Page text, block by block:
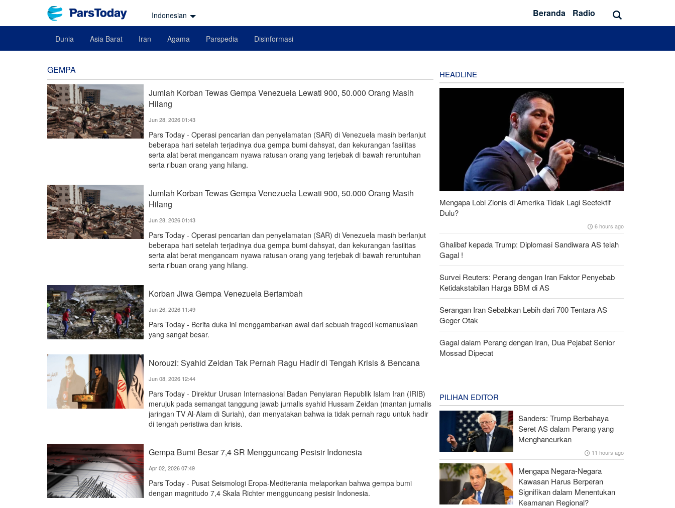
Indonesian Beranda Radio
Dunia Asia Barat Iran Agama Parspedia Disinformasi
GEMPA
Jumlah Korban Tewas Gempa Venezuela Lewati 900, 50.000 Orang Masih
Hilang
Jun 28, 2026 01:43
Pars Today - Operasi pencarian dan penyelamatan (SAR) di Venezuela masih berlanjut
beberapa hari setelah terjadinya dua gempa bumi dahsyat, dan kekurangan fasilitas
serta alat berat mengancam nyawa ratusan orang yang terjebak di bawah reruntuhan
serta ribuan orang yang hilang.
Jumlah Korban Tewas Gempa Venezuela Lewati 900, 50.000 Orang Masih
Hilang
Jun 28, 2026 01:43
Pars Today - Operasi pencarian dan penyelamatan (SAR) di Venezuela masih berlanjut
beberapa hari setelah terjadinya dua gempa bumi dahsyat, dan kekurangan fasilitas
serta alat berat mengancam nyawa ratusan orang yang terjebak di bawah reruntuhan
serta ribuan orang yang hilang.
Korban Jiwa Gempa Venezuela Bertambah
Jun 26, 2026 11:49
Pars Today - Berita duka ini menggambarkan awal dari sebuah tragedi kemanusiaan
yang sangat besar.
Norouzi: Syahid Zeidan Tak Pernah Ragu Hadir di Tengah Krisis & Bencana
Jun 08, 2026 12:44
Pars Today - Direktur Urusan Internasional Badan Penyiaran Republik Islam Iran (IRIB)
merujuk pada semangat tanggung jawab jurnalis syahid Hussam Zeidan (mantan jurnalis
jaringan TV Al-Alam di Suriah), dan menyatakan bahwa ia tidak pernah ragu untuk hadir
di tengah peristiwa dan krisis.
Gempa Bumi Besar 7,4 SR Mengguncang Pesisir Indonesia
Apr 02, 2026 07:49
Pars Today - Pusat Seismologi Eropa-Mediterania melaporkan bahwa gempa bumi
dengan magnitudo 7,4 Skala Richter mengguncang pesisir Indonesia.
HEADLINE
Mengapa Lobi Zionis di Amerika Tidak Lagi Seefektif
Dulu?
6 hours ago
Ghalibaf kepada Trump: Diplomasi Sandiwara AS telah
Gagal !
Survei Reuters: Perang dengan Iran Faktor Penyebab
Ketidakstabilan Harga BBM di AS
Serangan Iran Sebabkan Lebih dari 700 Tentara AS
Geger Otak
Gagal dalam Perang dengan Iran, Dua Pejabat Senior
Mossad Dipecat
PILIHAN EDITOR
Sanders: Trump Berbahaya
Seret AS dalam Perang yang
Menghancurkan
11 hours ago
Mengapa Negara-Negara
Kawasan Harus Berperan
Signifikan dalam Menentukan
Keamanan Regional?